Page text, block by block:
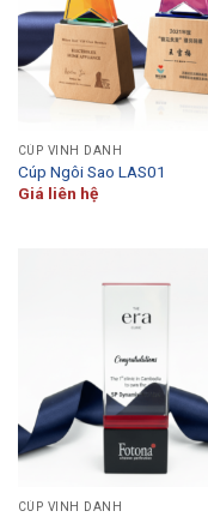
CÚP VINH DANH
Cúp Ngôi Sao LAS01
Giá liên hệ
CÚP VINH DANH